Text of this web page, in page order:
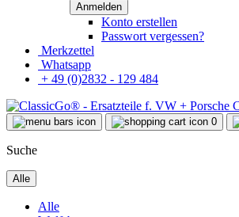
Konto erstellen
Passwort vergessen?
Merkzettel
Whatsapp
+ 49 (0)2832 - 129 484
0
Suche
Alle
Alle